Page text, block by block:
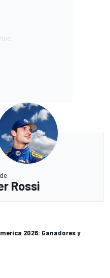
Rossi
2026: Ganadores y